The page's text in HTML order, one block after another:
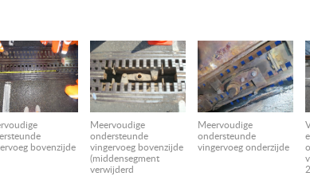
bovenzijde
Meervoudige
ondersteunde
vingervoeg bovenzijde
(middensegment
verwijderd
Meervoudige
ondersteunde
vingervoeg onderzijde